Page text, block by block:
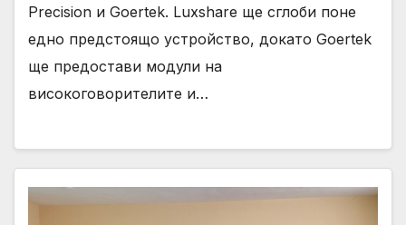
Precision и Goertek. Luxshare ще сглоби поне
едно предстоящо устройство, докато Goertek
ще предостави модули на
високоговорителите и…